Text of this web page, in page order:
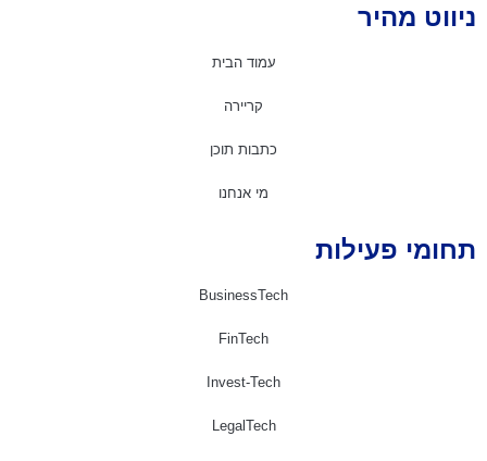
מהיר
עמוד הבית
קריירה
כתבות תוכן
מי אנחנו
פעילות
BusinessTech
FinTech
Invest-Tech
LegalTech